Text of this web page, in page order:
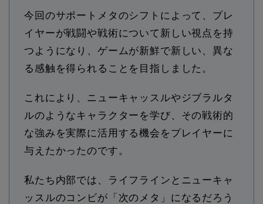
今回のサポートメタのシフトによって、プレ
イヤーが戦闘や戦術について新しい視点を持
つようになり、ゲームが新鮮で新しい、異な
る感触を得られることを目指しました。
これにより、ニューキャッスルやジブラルタ
ルのようなキャラクターを学び、その戦術的
な強みを実際に活用する機会をプレイヤーに
与えたかったのです。
私たち内部では、ライフラインとニューキャ
ッスルのコンビが「次のメタ」になるだろう